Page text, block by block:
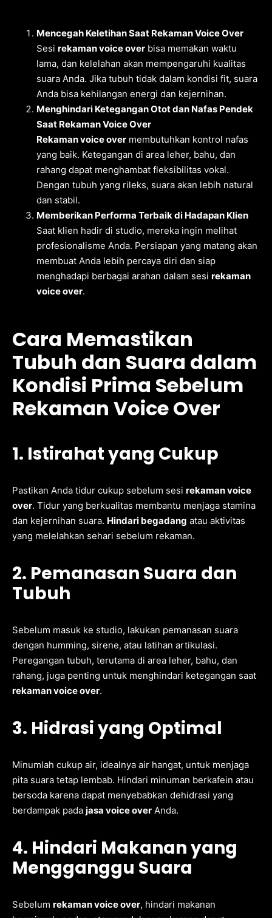
Mencegah Keletihan Saat Rekaman Voice Over
Sesi rekaman voice over bisa memakan waktu
lama, dan kelelahan akan mempengaruhi kualitas
suara Anda. Jika tubuh tidak dalam kondisi fit, suara
Anda bisa kehilangan energi dan kejernihan.
Menghindari Ketegangan Otot dan Nafas Pendek
Saat Rekaman Voice Over
Rekaman voice over membutuhkan kontrol nafas
yang baik. Ketegangan di area leher, bahu, dan
rahang dapat menghambat fleksibilitas vokal.
Dengan tubuh yang rileks, suara akan lebih natural
dan stabil.
Memberikan Performa Terbaik di Hadapan Klien
Saat klien hadir di studio, mereka ingin melihat
profesionalisme Anda. Persiapan yang matang akan
membuat Anda lebih percaya diri dan siap
menghadapi berbagai arahan dalam sesi rekaman
voice over.
Cara Memastikan
Tubuh dan Suara dalam
Kondisi Prima Sebelum
Rekaman Voice Over
1. Istirahat yang Cukup
Pastikan Anda tidur cukup sebelum sesi rekaman voice
over. Tidur yang berkualitas membantu menjaga stamina
dan kejernihan suara. Hindari begadang atau aktivitas
yang melelahkan sehari sebelum rekaman.
2. Pemanasan Suara dan
Tubuh
Sebelum masuk ke studio, lakukan pemanasan suara
dengan humming, sirene, atau latihan artikulasi.
Peregangan tubuh, terutama di area leher, bahu, dan
rahang, juga penting untuk menghindari ketegangan saat
rekaman voice over.
3. Hidrasi yang Optimal
Minumlah cukup air, idealnya air hangat, untuk menjaga
pita suara tetap lembab. Hindari minuman berkafein atau
bersoda karena dapat menyebabkan dehidrasi yang
berdampak pada jasa voice over Anda.
4. Hindari Makanan yang
Mengganggu Suara
Sebelum rekaman voice over, hindari makanan